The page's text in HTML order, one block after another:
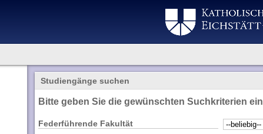
Studiengänge suchen
Bitte geben Sie die gewünschten Suchkriterien ein
Federführende Fakultät